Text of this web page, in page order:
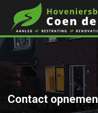
Contact opnemen